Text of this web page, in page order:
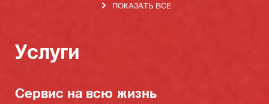
ПОКАЗАТЬ ВСЕ
Услуги
Сервис на всю жизнь